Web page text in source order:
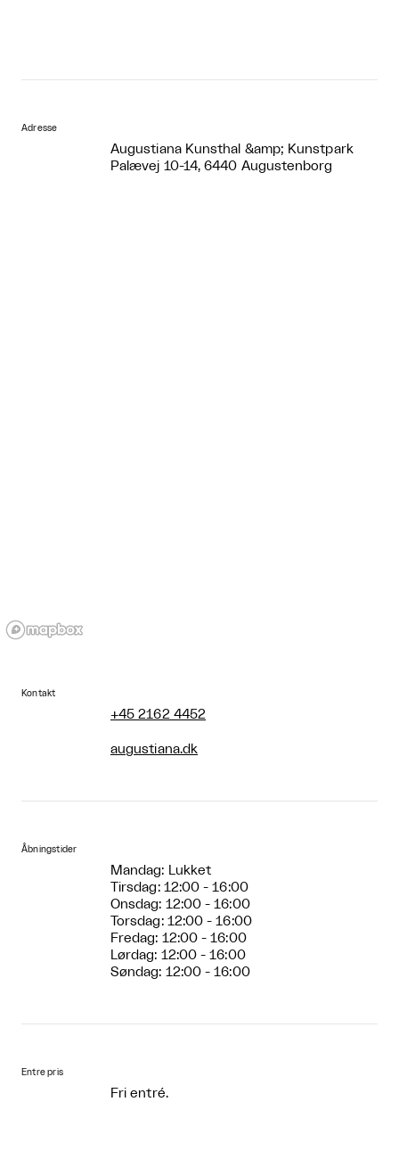
Adresse
Augustiana Kunsthal &amp; Kunstpark
Palævej 10-14, 6440 Augustenborg
Kontakt
+45 2162 4452
augustiana.dk
Åbningstider
Mandag: Lukket
Tirsdag: 12:00 - 16:00
Onsdag: 12:00 - 16:00
Torsdag: 12:00 - 16:00
Fredag: 12:00 - 16:00
Lørdag: 12:00 - 16:00
Søndag: 12:00 - 16:00
Entre pris
Fri entré.